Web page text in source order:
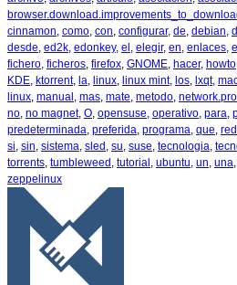
cinnamon, como, con, configurar, de, debian,
desde, ed2k, edonkey, el , elegir, en, enlaces,
fichero, ficheros, firefox, GNOME, hacer, howto
KDE, ktorrent, la, linux, linux mint, los, lxqt,
linux, manual , mas, mate, metodo,
no, no magnet, O, opensuse, operativo, para,
predeterminada, preferida, programa, que,
si, sin, sistema, sled , su, suse, tecnologia,
torrents, tumbleweed , tutorial , ubuntu, un, una,
zeppelinux